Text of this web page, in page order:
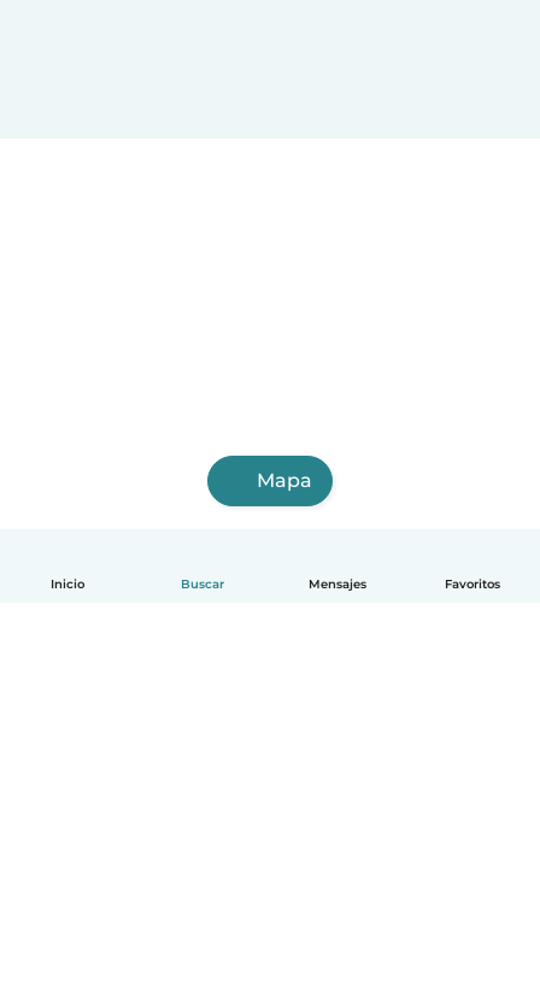
Inicio Buscar Mensajes Favoritos
Mapa